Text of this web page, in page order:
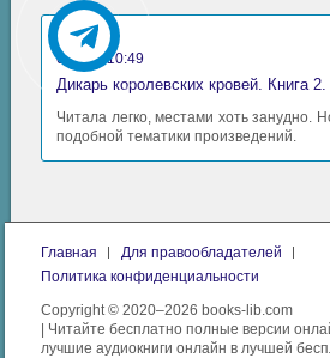
Аида
06 май 10:49
Читала легко, местами хоть занудно.
подобной тематики произведений.
Главная
Для правообладателей
Политика конфиденциальности
Copyright © 2020–2026 books-lib.com
| Читайте бесплатно полные версии
лучшие аудиокниги онлайн в лучшей